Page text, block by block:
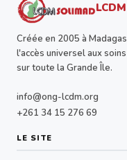
LCDM
Créée en 2005 à
l'accès universel aux
sur toute la Grande Île.
info@ong-lcdm.org
+261 34 15 276 69
LE SITE